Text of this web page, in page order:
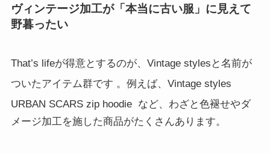
ヴィンテージ加工が「本当に古い服」に見えて
野暮ったい
That’s lifeが得意とするのが、Vintage stylesと名前が
ついたアイテム群です 。例えば、Vintage styles
URBAN SCARS zip hoodie など、わざと色褪せやダ
メージ加工を施した商品がたくさんあります。